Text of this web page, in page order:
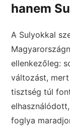
hanem
A Sulyokkal
ellenkezőleg:
változást,
tisztség túl
foglya